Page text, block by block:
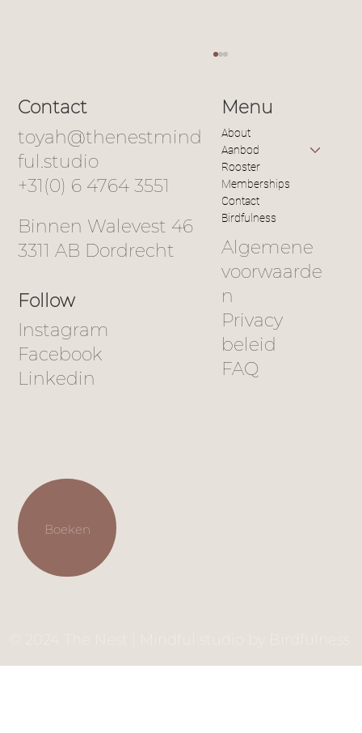
De energie van de lente: ruimte voor
groei en vernieuwing
toyah@thenestmind
ful.studio
+31(0) 6 4764 3551
Contact
Binnen Walevest 46
3311 AB Dordrecht
Follow
Instagram
Facebook
Linkedin
Boeken
About
Aanbod
Rooster
Memberships
Contact
Birdfulness
Menu
Algemene
voorwaarde
n
Privacy
beleid
FAQ